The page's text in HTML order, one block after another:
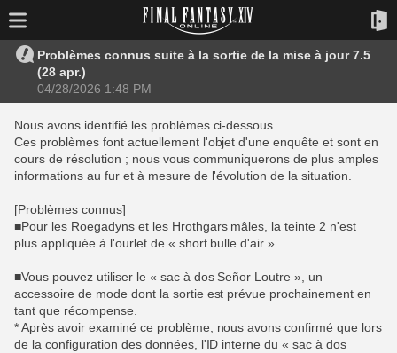
Problèmes connus suite à la sortie de la mise à jour 7.5
(28 apr.)
04/28/2026 1:48 PM
Nous avons identifié les problèmes ci-dessous.
Ces problèmes font actuellement l'objet d'une enquête et sont en
cours de résolution ; nous vous communiquerons de plus amples
informations au fur et à mesure de l'évolution de la situation.
[Problèmes connus]
■Pour les Roegadyns et les Hrothgars mâles, la teinte 2 n'est
plus appliquée à l'ourlet de « short bulle d'air ».
■Vous pouvez utiliser le « sac à dos Señor Loutre », un
accessoire de mode dont la sortie est prévue prochainement en
tant que récompense.
* Après avoir examiné ce problème, nous avons confirmé que lors
de la configuration des données, l'ID interne du « sac à dos